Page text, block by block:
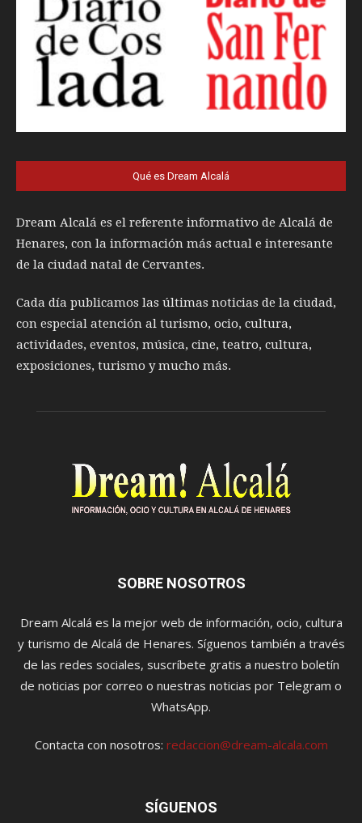
Qué es Dream Alcalá
Dream Alcalá es el referente informativo de Alcalá de
Henares, con la información más actual e interesante
de la ciudad natal de Cervantes.
Cada día publicamos las últimas noticias de la ciudad,
con especial atención al turismo, ocio, cultura,
actividades, eventos, música, cine, teatro, cultura,
exposiciones, turismo y mucho más.
SOBRE NOSOTROS
Dream Alcalá es la mejor web de información, ocio, cultura
y turismo de Alcalá de Henares. Síguenos también a través
de las redes sociales, suscríbete gratis a nuestro boletín
de noticias por correo o nuestras noticias por Telegram o
WhatsApp.
Contacta con nosotros: redaccion@dream-alcala.com
SÍGUENOS